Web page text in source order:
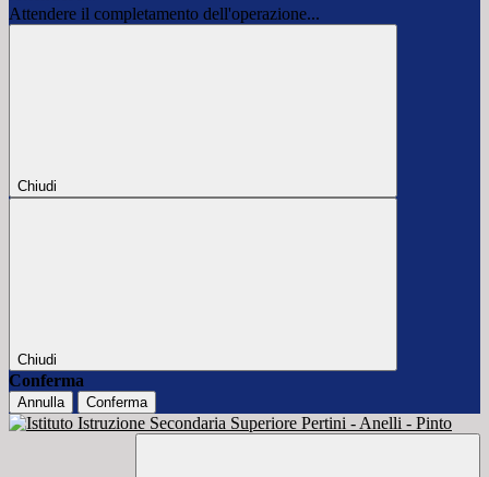
Attendere il completamento dell'operazione...
Chiudi
Chiudi
Conferma
Annulla Conferma